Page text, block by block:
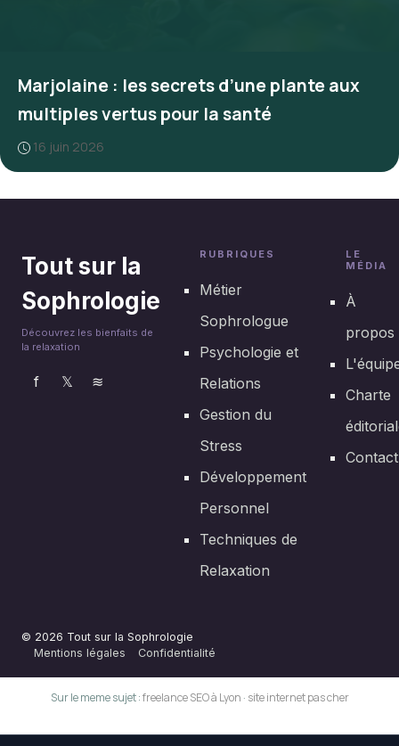
Marjolaine : les secrets d’une plante aux
multiples vertus pour la santé
16 juin 2026
Tout sur la
Sophrologie
Découvrez les bienfaits de
la relaxation
f 𝕏 ≋
RUBRIQUES
Métier
Sophrologue
Psychologie et
Relations
Gestion du
Stress
Développement
Personnel
Techniques de
Relaxation
LE
MÉDIA
À
propos
Charte
Contact
© 2026 Tout sur la Sophrologie
Mentions légales
Confidentialité
Sur le meme sujet :freelance SEO à Lyon · site internet pas cher